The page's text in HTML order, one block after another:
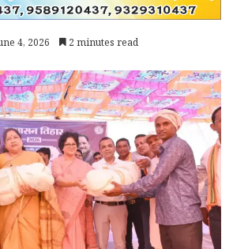
4, 2026 2 minutes read